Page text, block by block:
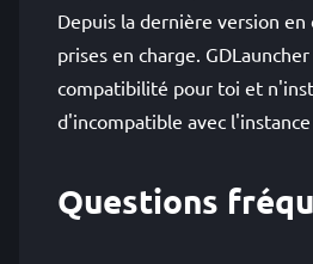
Depuis la dernière version
prises en charge.
compatibilité pour toi et
d'incompatible avec
Questions